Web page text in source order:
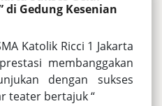
di Gedung Kesenian
Katolik Ricci 1 Jakarta
membanggakan
dengan sukses
teater bertajuk “